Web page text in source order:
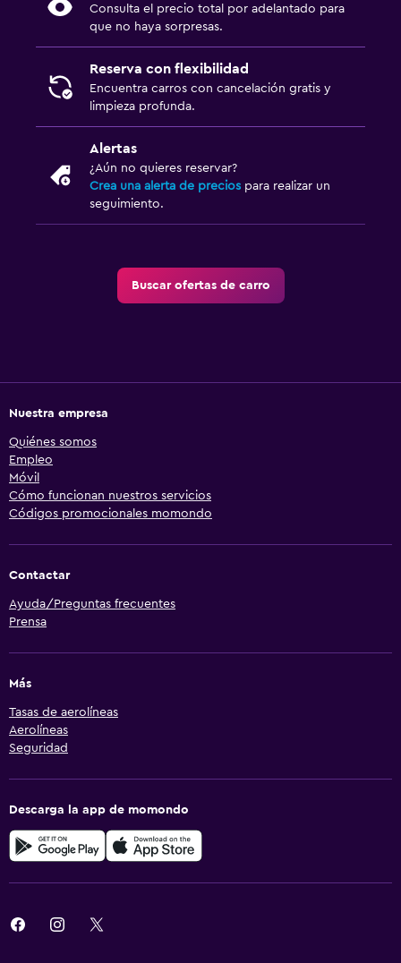
Consulta el precio total por adelantado para
que no haya sorpresas.
Reserva con flexibilidad
Encuentra carros con cancelación gratis y
limpieza profunda.
Alertas
¿Aún no quieres reservar?
Crea una alerta de precios para realizar un
seguimiento.
Buscar ofertas de carro
Nuestra empresa
Quiénes somos
Empleo
Móvil
Cómo funcionan nuestros servicios
Códigos promocionales momondo
Contactar
Ayuda/Preguntas frecuentes
Prensa
Más
Tasas de aerolíneas
Aerolíneas
Seguridad
Descarga la app de momondo